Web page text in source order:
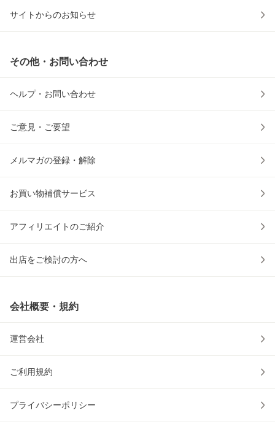
サイトからのお知らせ
その他・お問い合わせ
ヘルプ・お問い合わせ
ご意見・ご要望
メルマガの登録・解除
お買い物補償サービス
アフィリエイトのご紹介
出店をご検討の方へ
会社概要・規約
運営会社
ご利用規約
プライバシーポリシー